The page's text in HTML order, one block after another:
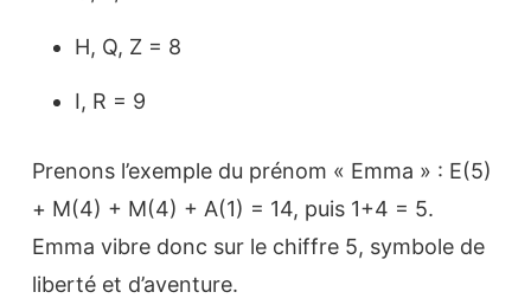
H, Q, Z = 8
I, R = 9
Prenons l’exemple du prénom « Emma » : E(5)
+ M(4) + M(4) + A(1) = 14, puis 1+4 = 5.
Emma vibre donc sur le chiffre 5, symbole de
liberté et d’aventure.